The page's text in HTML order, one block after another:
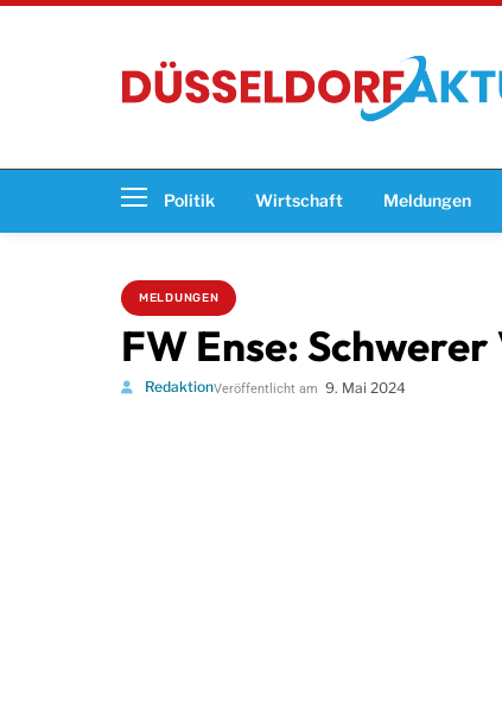
Politik Wirtschaft Meldungen
MELDUNGEN
FW Ense:
RedaktionVeröffentlicht am 9. Mai 2024